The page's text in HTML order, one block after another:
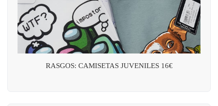
RASGOS: CAMISETAS JUVENILES 16€